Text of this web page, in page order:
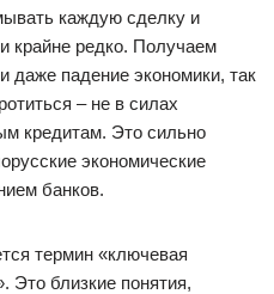
каждую сделку и
крайне редко. Получаем
даже падение экономики, так
– не в силах
кредитам. Это сильно
экономические
банков.
термин «ключевая
Это близкие понятия,